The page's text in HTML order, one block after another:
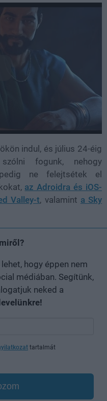
indul, és július 24-éig
fogunk, nehogy
ne felejtsétek el
az Adroidra és iOS-
Valley-t, valamint a Sky
hogy éppen nem
médiában. Segítünk,
neked a
tartalmát